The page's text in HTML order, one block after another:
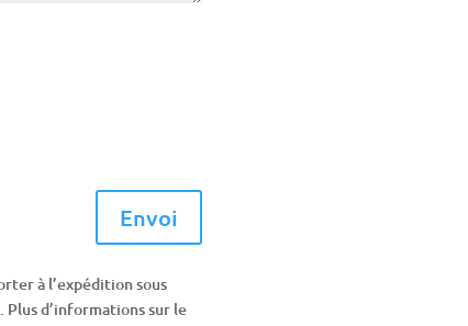
Envoi
à l’expédition sous
Plus d’informations sur le